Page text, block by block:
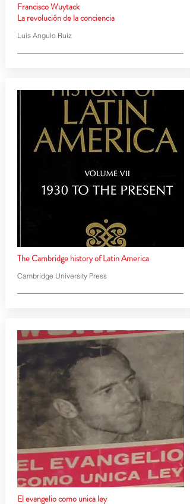
Francisco Wuytack
La revolución de la conciencia
Luís Angulo Ruíz
The Cambridge history of Latin America
Cambridge University Press
El evangelio como unica ley